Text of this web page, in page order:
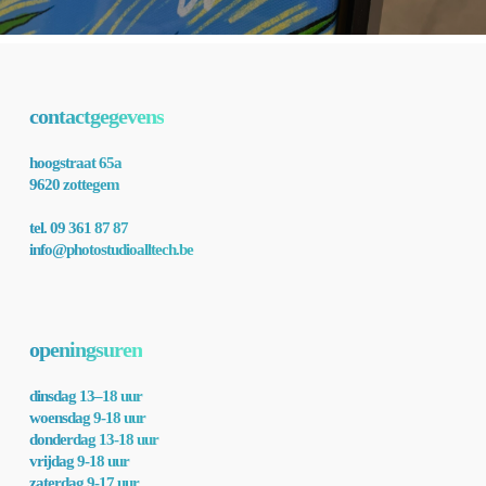
contactgegevens
hoogstraat 65a
9620 zottegem
tel. 09 361 87 87
info@photostudioalltech.be
openingsuren
dinsdag 13–18 uur
woensdag 9-18 uur
donderdag 13-18 uur
vrijdag 9-18 uur